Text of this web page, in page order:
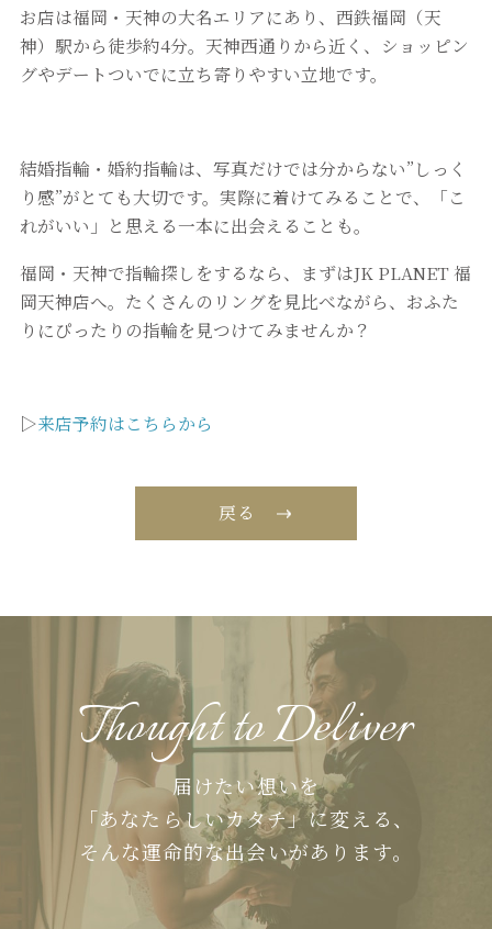
お店は福岡・天神の大名エリアにあり、西鉄福岡（天
神）駅から徒歩約4分。天神西通りから近く、ショッピン
グやデートついでに立ち寄りやすい立地です。
結婚指輪・婚約指輪は、写真だけでは分からない”しっく
り感”がとても大切です。実際に着けてみることで、「こ
れがいい」と思える一本に出会えることも。
福岡・天神で指輪探しをするなら、まずはJK PLANET 福
岡天神店へ。たくさんのリングを見比べながら、おふた
りにぴったりの指輪を見つけてみませんか？
▷来店予約はこちらから
戻る
Thought to Deliver
届けたい想いを
「あなたらしいカタチ」に変える、
そんな運命的な出会いがあります。